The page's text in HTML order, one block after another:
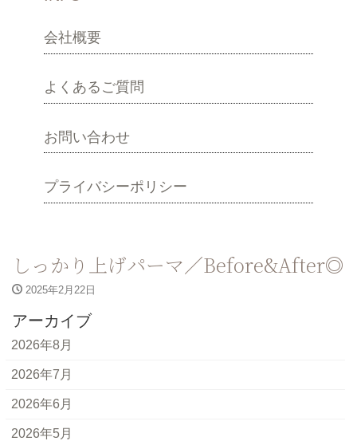
会社概要
よくあるご質問
お問い合わせ
プライバシーポリシー
しっかり上げパーマ／Before&After◎
2025年2月22日
アーカイブ
2026年8月
2026年7月
2026年6月
2026年5月